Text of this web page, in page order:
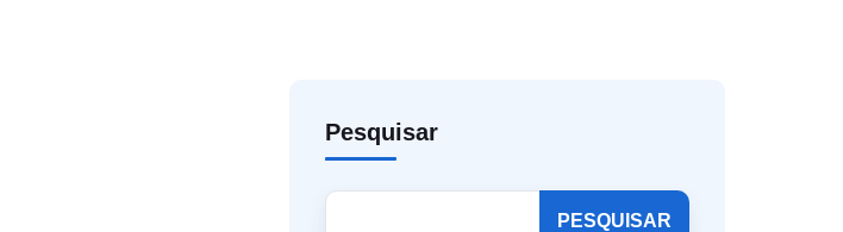
Pesquisar
PESQUISAR